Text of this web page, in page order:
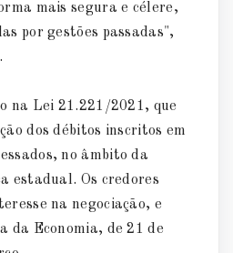
mais segura e célere,
por gestões passadas",
na Lei 21.221/2021, que
dos débitos inscritos em
no âmbito da
estadual. Os credores
na negociação, e
da Economia, de 21 de